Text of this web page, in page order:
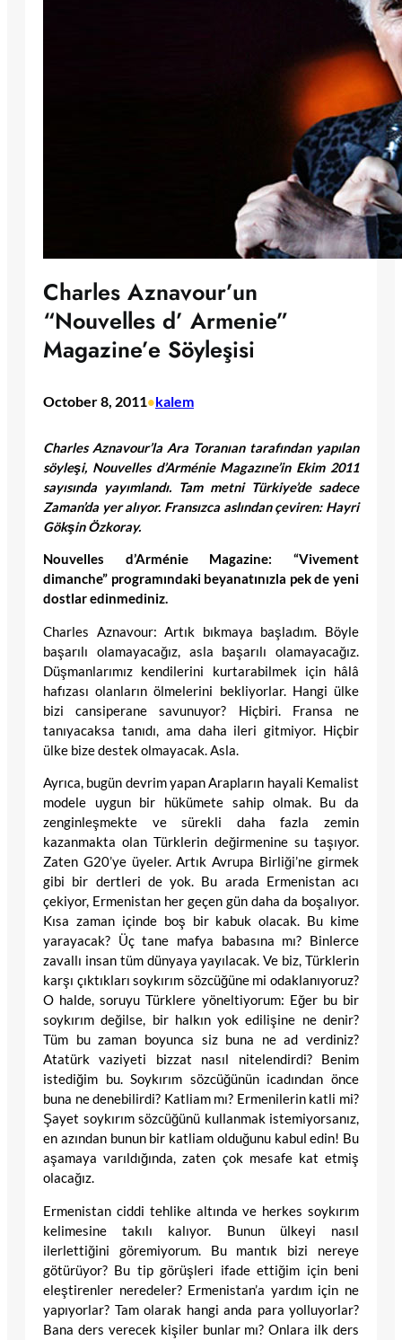
Charles Aznavour’un
“Nouvelles d’ Armenie”
Magazine’e Söyleşisi
October 8, 2011•kalem
Charles Aznavour’la Ara Toranıan tarafından yapılan
söyleşi, Nouvelles d’Arménie Magazıne’in Ekim 2011
sayısında yayımlandı. Tam metni Türkiye’de sadece
Zaman’da yer alıyor. Fransızca aslından çeviren: Hayri
Gökşin Özkoray.
Nouvelles d’Arménie Magazine: “Vivement
dimanche” programındaki beyanatınızla pek de yeni
dostlar edinmediniz.
Charles Aznavour: Artık bıkmaya başladım. Böyle
başarılı olamayacağız, asla başarılı olamayacağız.
Düşmanlarımız kendilerini kurtarabilmek için hâlâ
hafızası olanların ölmelerini bekliyorlar. Hangi ülke
bizi cansiperane savunuyor? Hiçbiri. Fransa ne
tanıyacaksa tanıdı, ama daha ileri gitmiyor. Hiçbir
ülke bize destek olmayacak. Asla.
Ayrıca, bugün devrim yapan Arapların hayali Kemalist
modele uygun bir hükümete sahip olmak. Bu da
zenginleşmekte ve sürekli daha fazla zemin
kazanmakta olan Türklerin değirmenine su taşıyor.
Zaten G20’ye üyeler. Artık Avrupa Birliği’ne girmek
gibi bir dertleri de yok. Bu arada Ermenistan acı
çekiyor, Ermenistan her geçen gün daha da boşalıyor.
Kısa zaman içinde boş bir kabuk olacak. Bu kime
yarayacak? Üç tane mafya babasına mı? Binlerce
zavallı insan tüm dünyaya yayılacak. Ve biz, Türklerin
karşı çıktıkları soykırım sözcüğüne mi odaklanıyoruz?
O halde, soruyu Türklere yöneltiyorum: Eğer bu bir
soykırım değilse, bir halkın yok edilişine ne denir?
Tüm bu zaman boyunca siz buna ne ad verdiniz?
Atatürk vaziyeti bizzat nasıl nitelendirdi? Benim
istediğim bu. Soykırım sözcüğünün icadından önce
buna ne denebilirdi? Katliam mı? Ermenilerin katli mi?
Şayet soykırım sözcüğünü kullanmak istemiyorsanız,
en azından bunun bir katliam olduğunu kabul edin! Bu
aşamaya varıldığında, zaten çok mesafe kat etmiş
olacağız.
Ermenistan ciddi tehlike altında ve herkes soykırım
kelimesine takılı kalıyor. Bunun ülkeyi nasıl
ilerlettiğini göremiyorum. Bu mantık bizi nereye
götürüyor? Bu tip görüşleri ifade ettiğim için beni
eleştirenler neredeler? Ermenistan’a yardım için ne
yapıyorlar? Tam olarak hangi anda para yolluyorlar?
Bana ders verecek kişiler bunlar mı? Onlara ilk ders